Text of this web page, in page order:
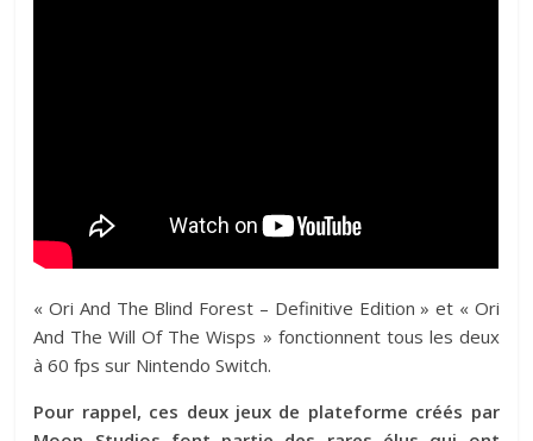
« Ori And The Blind Forest – Definitive Edition » et « Ori
And The Will Of The Wisps » fonctionnent tous les deux
à 60 fps sur Nintendo Switch.
Pour rappel, ces deux jeux de plateforme créés par